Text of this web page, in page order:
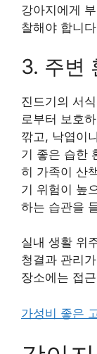
강아지에게
찰해야 합니
3. 주변
진드기의 서
로부터 보호
깎고, 낙엽이
기 좋은 습한
히 가족이 산
기 위험이 높
하는 습관을
실내 생활 위
청결과 관리
장소에는 접
가성비 좋은